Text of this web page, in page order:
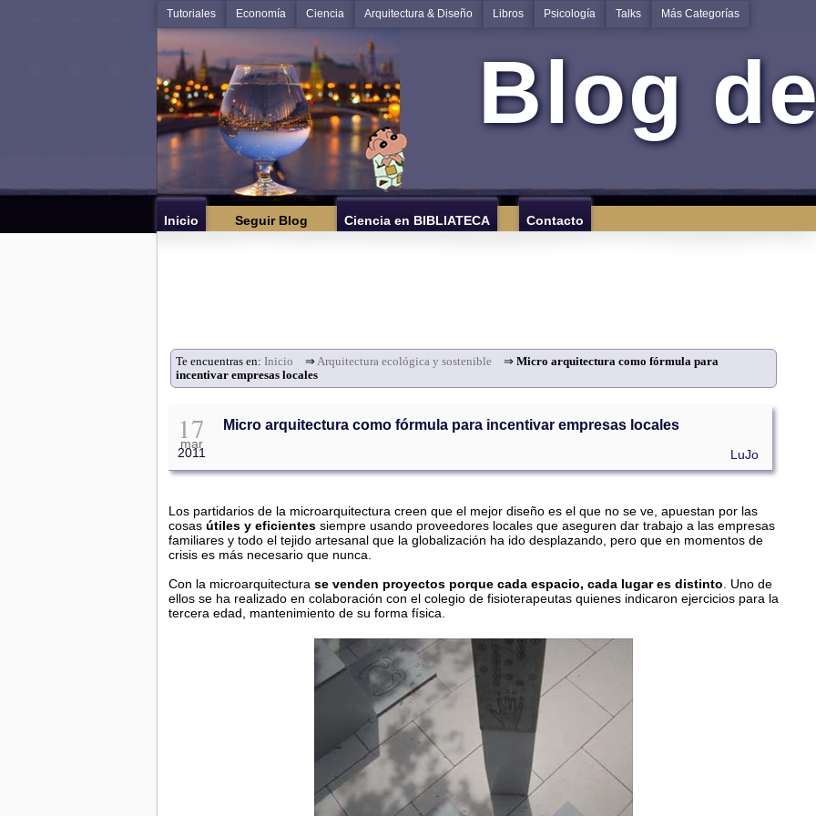
Tutoriales Economía Ciencia Arquitectura & Diseño Libros Psicología Talks Más Categorías
Blog
Inicio Seguir Blog Ciencia en BIBLIATECA Contacto
Te encuentras en: Inicio ⇒Arquitectura ecológica y sostenible ⇒ Micro arquitectura como fórmula para
incentivar empresas locales
17
mar
2011
Micro arquitectura como fórmula para incentivar empresas locales
LuJo
Los partidarios de la microarquitectura creen que el mejor diseño es el que no se ve, apuestan por las
cosas útiles y eficientes siempre usando proveedores locales que aseguren dar trabajo a las empresas
familiares y todo el tejido artesanal que la globalización ha ido desplazando, pero que en momentos de
crisis es más necesario que nunca.
Con la microarquitectura se venden proyectos porque cada espacio, cada lugar es distinto . Uno de
ellos se ha realizado en colaboración con el colegio de fisioterapeutas quienes indicaron ejercicios para la
tercera edad, mantenimiento de su forma física.